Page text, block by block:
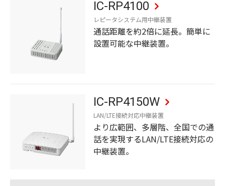
IC-RP4100
レピータシステム用中継装置
通話距離を約2倍に延長。簡単に
設置可能な中継装置。
IC-RP4150W
LAN/LTE接続対応中継装置
より広範囲、多層階、全国での通
話を実現するLAN/LTE接続対応の
中継装置。